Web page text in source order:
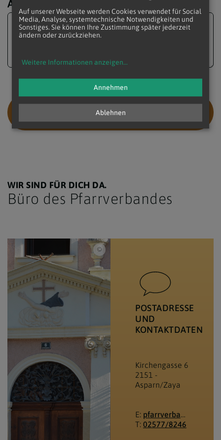
Anmerkungen
Nachricht
WIR SIND FÜR DICH DA.
Büro des Pfarrverbandes
POSTADRESSE
UND
KONTAKTDATEN
Kirchengasse 6
2151 -
Asparn/Zaya
E: pfarrverband.minoriten-weinviertel@katholischekirche.at
T: 02577/8246
Auf unserer Webseite werden Cookies verwendet für Social
Media, Analyse, systemtechnische Notwendigkeiten und
Sonstiges. Sie können Ihre Zustimmung später jederzeit
ändern oder zurückziehen.
Weitere Informationen anzeigen...
Ablehnen
Annehmen